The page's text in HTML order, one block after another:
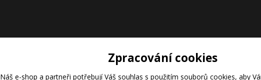
Zpracování cookies
Náš e-shop a partneři potřebují Váš souhlas s použitím souborů cookies, aby